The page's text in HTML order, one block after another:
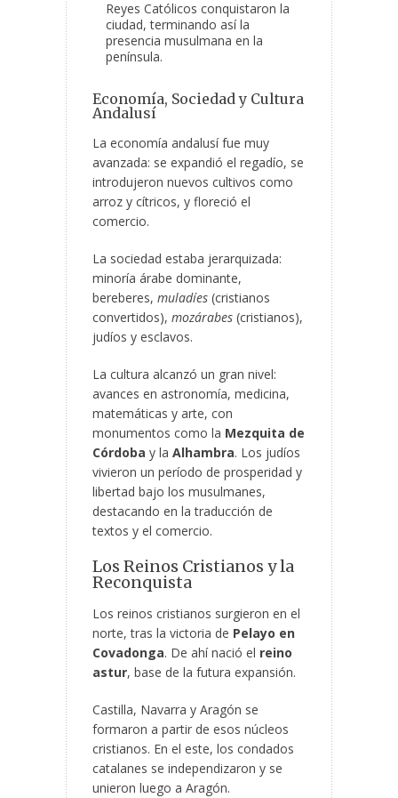
Reyes Católicos conquistaron la
ciudad, terminando así la
presencia musulmana en la
península.
Economía, Sociedad y Cultura
Andalusí
La economía andalusí fue muy
avanzada: se expandió el regadío, se
introdujeron nuevos cultivos como
arroz y cítricos, y floreció el
comercio.
La sociedad estaba jerarquizada:
minoría árabe dominante,
bereberes, muladíes (cristianos
convertidos), mozárabes (cristianos),
judíos y esclavos.
La cultura alcanzó un gran nivel:
avances en astronomía, medicina,
matemáticas y arte, con
monumentos como la Mezquita de
Córdoba y la Alhambra. Los judíos
vivieron un período de prosperidad y
libertad bajo los musulmanes,
destacando en la traducción de
textos y el comercio.
Los Reinos Cristianos y la
Reconquista
Los reinos cristianos surgieron en el
norte, tras la victoria de Pelayo en
Covadonga. De ahí nació el reino
astur, base de la futura expansión.
Castilla, Navarra y Aragón se
formaron a partir de esos núcleos
cristianos. En el este, los condados
catalanes se independizaron y se
unieron luego a Aragón.